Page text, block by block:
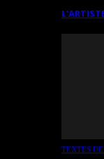
TEXTES